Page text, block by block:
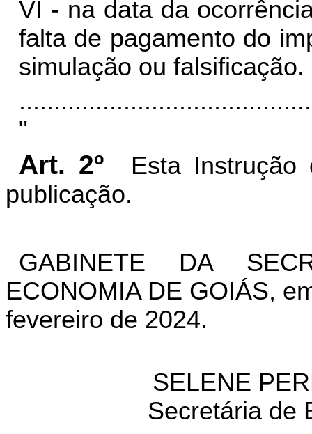
VI - na data da
falta de pagamento do
simulação ou falsificação.
"
Art. 2º
Esta
publicação.
GABINETE DA
ECONOMIA DE GOIÁS,
fevereiro de 2024.
SELENE
Secretária de